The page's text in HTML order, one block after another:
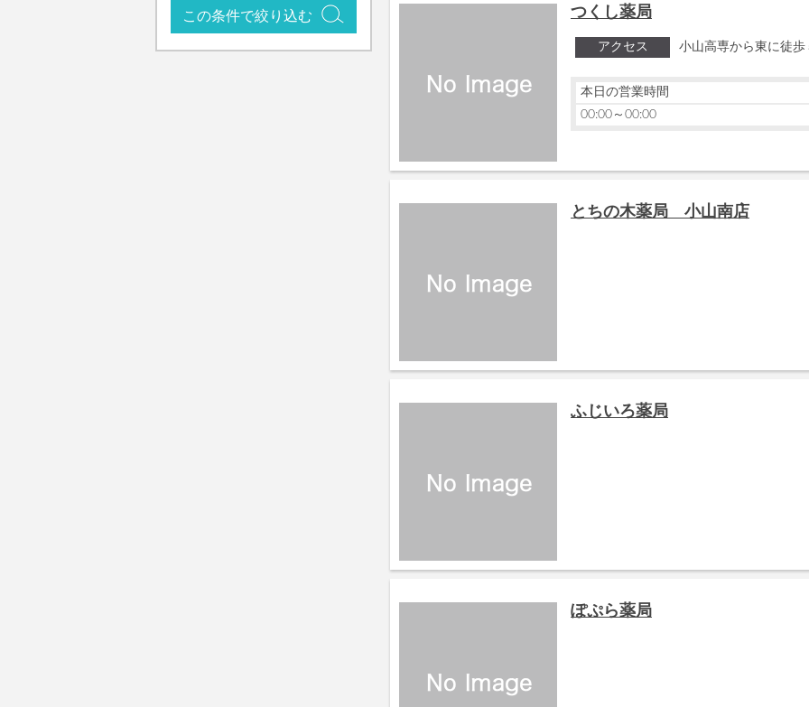
この条件で絞り込む つくし薬局
アクセス 小山高専から東に徒歩
本日の営業時間
00:00～00:00
とちの木薬局 小山南店
ふじいろ薬局
ぽぷら薬局